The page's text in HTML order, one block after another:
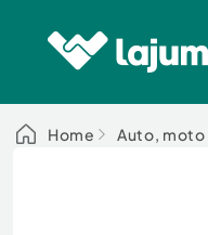
Home Auto, moto